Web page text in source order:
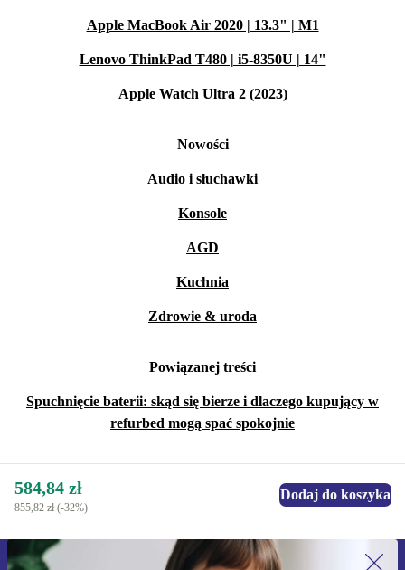
Apple MacBook Air 2020 | 13.3" | M1
Lenovo ThinkPad T480 | i5-8350U | 14"
Apple Watch Ultra 2 (2023)
Nowości
Audio i słuchawki
Konsole
AGD
Kuchnia
Zdrowie & uroda
Powiązanej treści
Spuchnięcie baterii: skąd się bierze i dlaczego kupujący w
refurbed mogą spać spokojnie
584,84 zł
855,82 zł (-32%)
Dodaj do koszyka